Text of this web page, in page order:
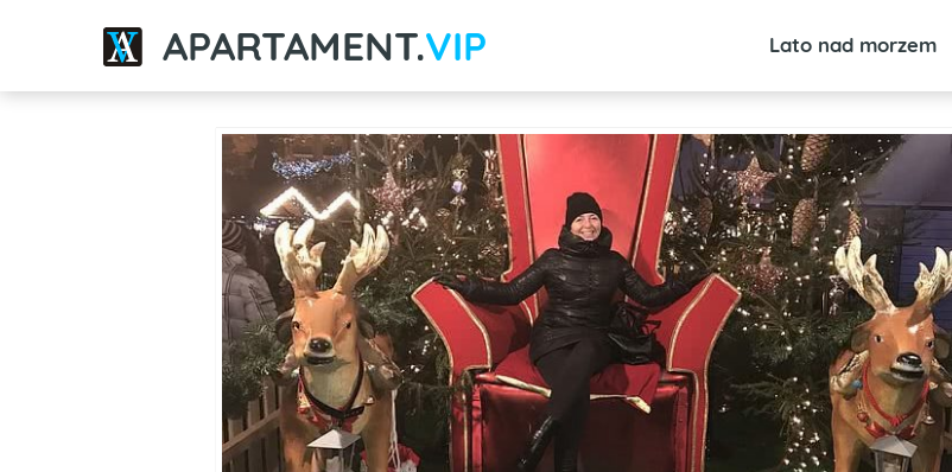
APARTAMENT.VIP Lato nad morzem